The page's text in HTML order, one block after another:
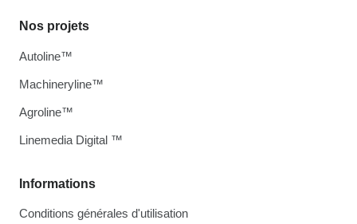
Informations
Conditions générales d'utilisation
Nos projets
Autoline™
Machineryline™
Agroline™
Linemedia Digital ™